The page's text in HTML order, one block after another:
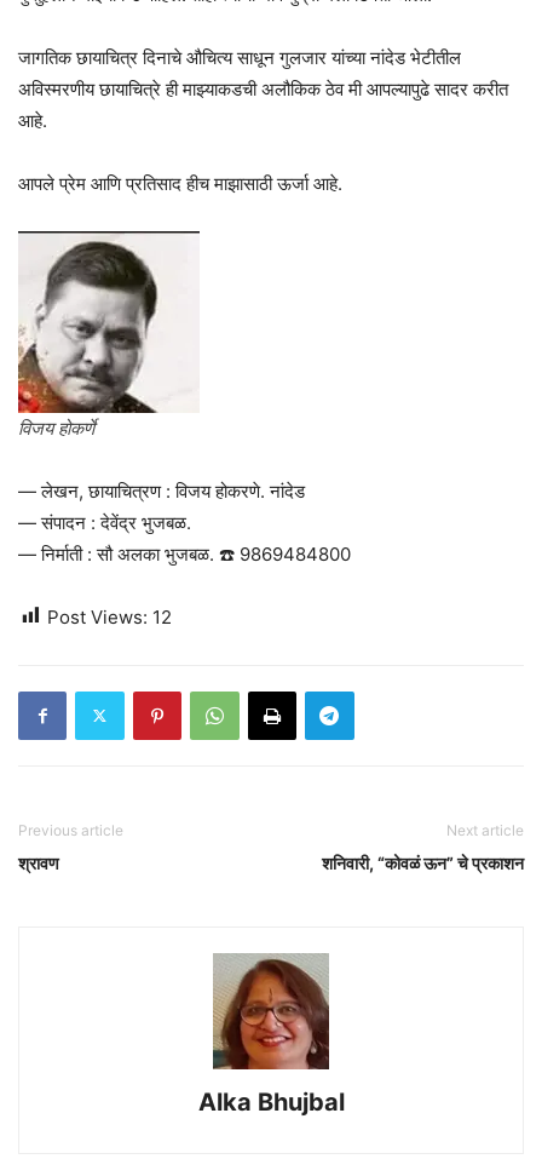
जागतिक छायाचित्र दिनाचे औचित्य साधून गुलजार यांच्या नांदेड भेटीतील
अविस्मरणीय छायाचित्रे ही माझ्याकडची अलौकिक ठेव मी आपल्यापुढे सादर करीत
आहे.
आपले प्रेम आणि प्रतिसाद हीच माझासाठी ऊर्जा आहे.
विजय होकर्णे
— लेखन, छायाचित्रण : विजय होकरणे. नांदेड
— संपादन : देवेंद्र भुजबळ.
— निर्माती : सौ अलका भुजबळ. ☎️ 9869484800
Post Views: 12
Previous article
श्रावण
Next article
शनिवारी, “कोवळं ऊन” चे प्रकाशन
Alka Bhujbal